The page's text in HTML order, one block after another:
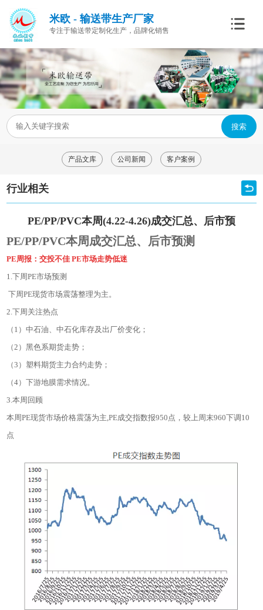
米欧 - 输送带生产厂家
专注于输送带定制化生产，品牌化销售
搜索
产品文库 公司新闻 客户案例
行业相关
PE/PP/PVC本周(4.22-4.26)成交汇总、后市预
PE/PP/PVC本周成交汇总、后市预测
PE周报：交投不佳 PE市场走势低迷
1.下周PE市场预测
下周PE现货市场震荡整理为主。
2.下周关注热点
（1）中石油、中石化库存及出厂价变化；
（2）黑色系期货走势；
（3）塑料期货主力合约走势；
（4）下游地膜需求情况。
3.本周回顾
本周PE现货市场价格震荡为主,PE成交指数报950点，较上周末960下调10
点